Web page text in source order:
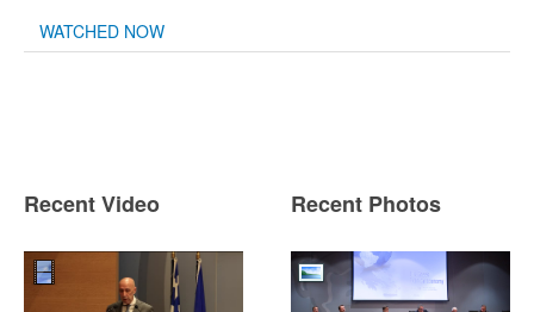
WATCHED NOW
Recent Video Recent Photos